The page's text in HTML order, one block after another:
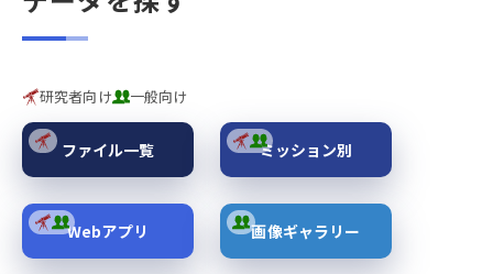
研究者向け 一般向け
ファイル一覧 ミッション別
Webアプリ 画像ギャラリー